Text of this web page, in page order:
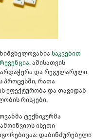
საკვებით
. ამისათვის
და რეგულარული
პროცესში, რათა
ეფექტურობა და თავიდან
რისკები.
ტექნიკურმა
ისეთი
დაბინძურებული